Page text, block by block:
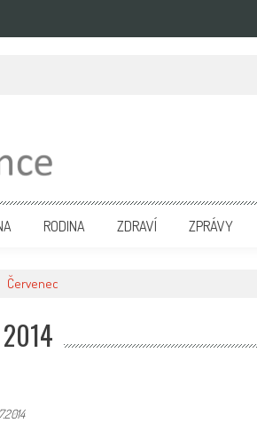
vaše tiskové zprávy na zpravodajských portálech.
RODINA ZDRAVÍ ZPRÁVY
Červenec
2014